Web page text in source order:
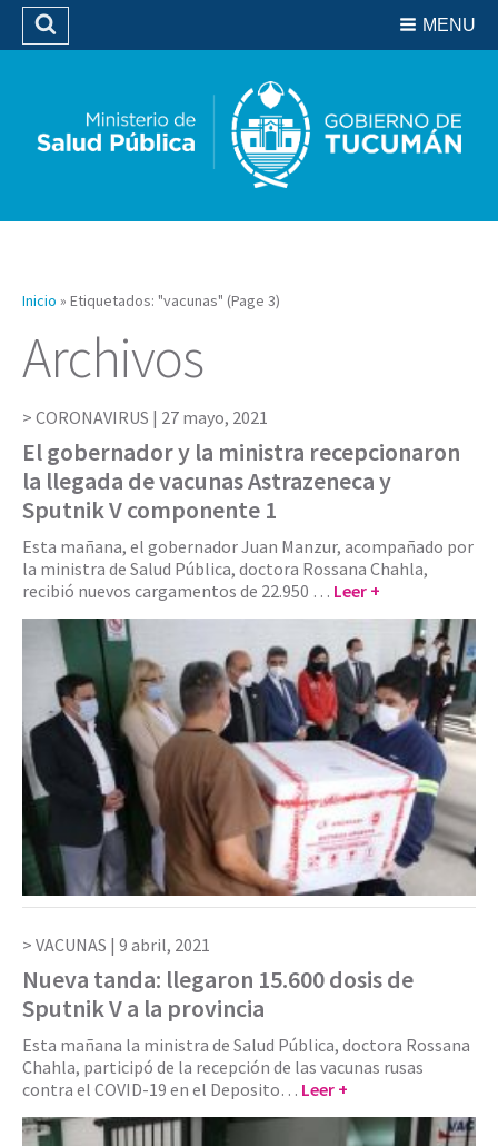
Biblioteca
MENU
Buscar
Inicio » Etiquetados: "vacunas" (Page 3)
Archivos
CORONAVIRUS | 27 mayo, 2021
El gobernador y la ministra recepcionaron
la llegada de vacunas Astrazeneca y
Sputnik V componente 1
Esta mañana, el gobernador Juan Manzur, acompañado por
la ministra de Salud Pública, doctora Rossana Chahla,
recibió nuevos cargamentos de 22.950 … Leer +
VACUNAS | 9 abril, 2021
Nueva tanda: llegaron 15.600 dosis de
Sputnik V a la provincia
Esta mañana la ministra de Salud Pública, doctora Rossana
Chahla, participó de la recepción de las vacunas rusas
contra el COVID-19 en el Deposito… Leer +